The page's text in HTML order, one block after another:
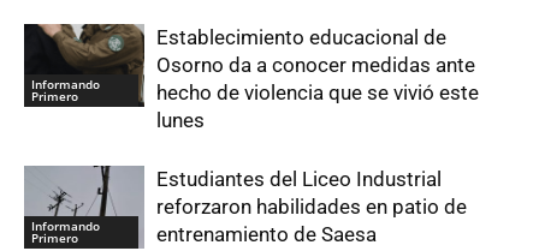
Informando
Primero
Establecimiento educacional de
Osorno da a conocer medidas ante
hecho de violencia que se vivió este
lunes
Informando
Primero
Estudiantes del Liceo Industrial
reforzaron habilidades en patio de
entrenamiento de Saesa